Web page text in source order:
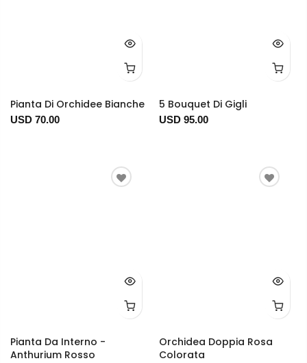
Pianta Di Orchidee Bianche
USD 70.00
5 Bouquet Di Gigli
USD 95.00
Pianta Da Interno -
Anthurium Rosso
Orchidea Doppia Rosa
Colorata